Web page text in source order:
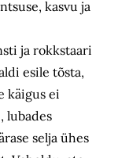
kasvu ja
ja rokkstaari
esile tõsta,
käigus ei
lubades
selja ühes